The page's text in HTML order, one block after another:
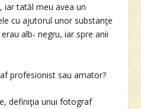
iar tatăl meu avea un
cu ajutorul unor substanţe
alb- negru, iar spre anii
profesionist sau amator?
definiţia unui fotograf